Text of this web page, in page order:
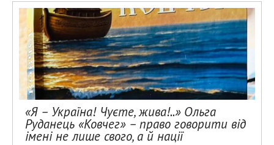
«Я – Україна! Чуєте, жива!..» Ольга
Руданець «Ковчег» – право говорити від
імені не лише свого, а й нації